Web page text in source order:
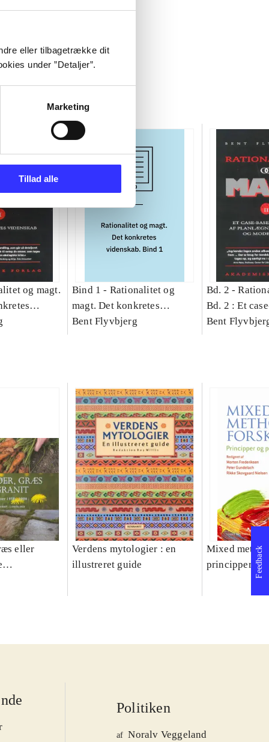
eller tilbagetrække dit
under ”Detaljer”.
Marketing
Tillad alle
og magt.
Bind 1 - Rationalitet og
magt. Det konkretes
videnskab. Bind 1
Bent Flyvbjerg
Bd. 2 -
Bd. 2 : Et
studie af
Bent
eller
Verdens mytologier : en
illustreret guide
Mixed
principper og
Politiken
af Noralv Veggeland
Feedback